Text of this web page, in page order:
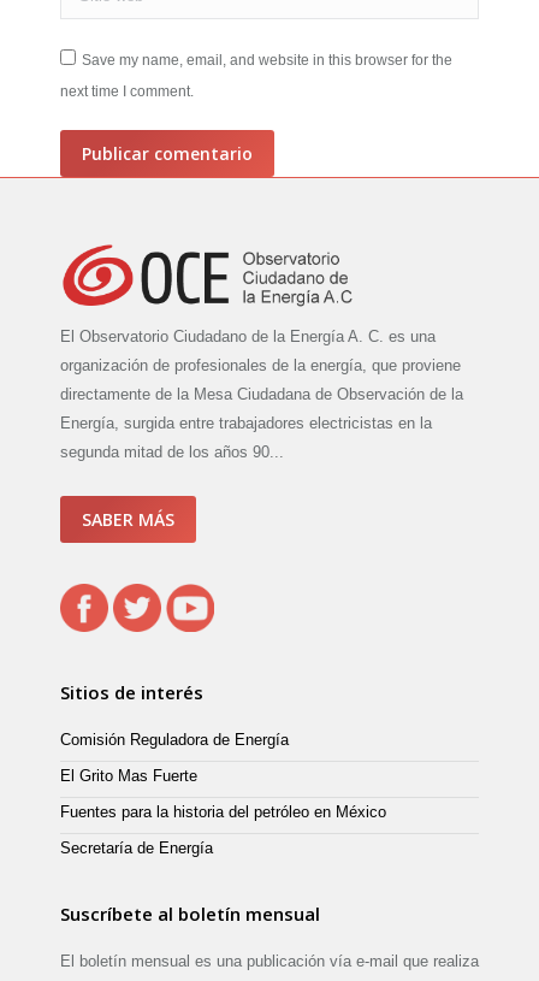
Save my name, email, and website in this browser for the
next time I comment.
Publicar comentario
El Observatorio Ciudadano de la Energía A. C. es una
organización de profesionales de la energía, que proviene
directamente de la Mesa Ciudadana de Observación de la
Energía, surgida entre trabajadores electricistas en la
segunda mitad de los años 90...
SABER MÁS
Sitios de interés
Comisión Reguladora de Energía
El Grito Mas Fuerte
Fuentes para la historia del petróleo en México
Secretaría de Energía
Suscríbete al boletín mensual
El boletín mensual es una publicación vía e-mail que realiza